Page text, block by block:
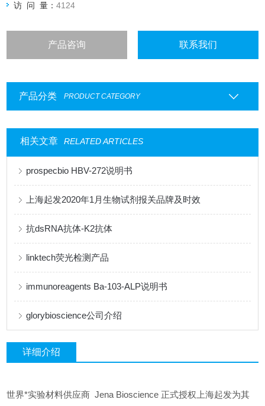
访 问 量：4124
产品咨询 联系我们
产品分类 PRODUCT CATEGORY
相关文章 RELATED ARTICLES
prospecbio HBV-272说明书
上海起发2020年1月生物试剂报关品牌及时效
抗dsRNA抗体-K2抗体
linktech荧光检测产品
immunoreagents Ba-103-ALP说明书
glorybioscience公司介绍
详细介绍
世界*实验材料供应商 Jena Bioscience 正式授权上海起发为其